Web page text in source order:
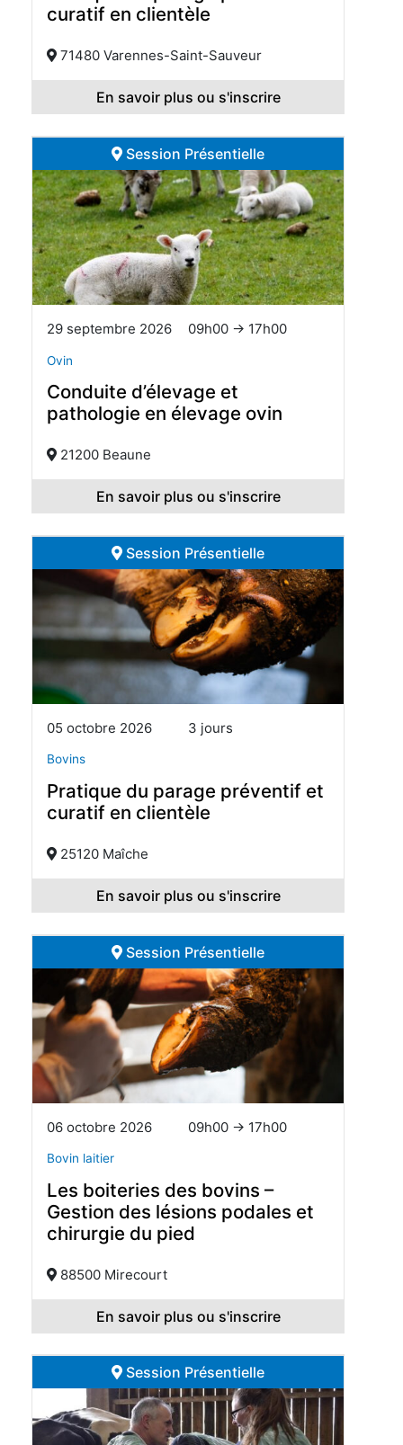
curatif en clientèle
71480 Varennes-Saint-Sauveur
En savoir plus ou s'inscrire
Session Présentielle
29 septembre 2026 09h00 → 17h00
Ovin
Conduite d’élevage et
pathologie en élevage ovin
21200 Beaune
En savoir plus ou s'inscrire
Session Présentielle
05 octobre 2026 3 jours
Bovins
Pratique du parage préventif et
curatif en clientèle
25120 Maîche
En savoir plus ou s'inscrire
Session Présentielle
06 octobre 2026 09h00 → 17h00
Bovin laitier
Les boiteries des bovins –
Gestion des lésions podales et
chirurgie du pied
88500 Mirecourt
En savoir plus ou s'inscrire
Session Présentielle